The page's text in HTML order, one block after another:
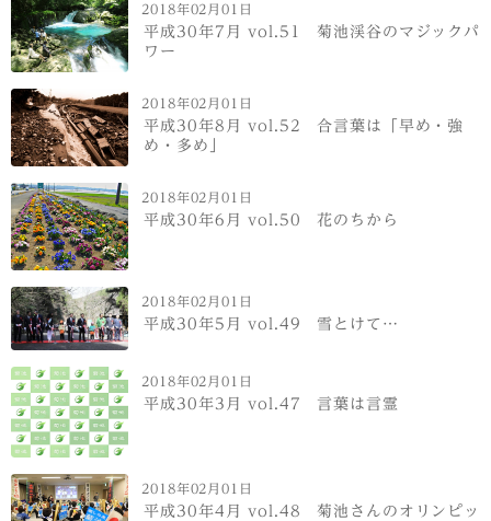
2018年02月01日
平成30年7月 vol.51 菊池渓谷のマジックパ
ワー
2018年02月01日
平成30年8月 vol.52 合言葉は「早め・強
め・多め」
2018年02月01日
平成30年6月 vol.50 花のちから
2018年02月01日
平成30年5月 vol.49 雪とけて…
2018年02月01日
平成30年3月 vol.47 言葉は言霊
2018年02月01日
平成30年4月 vol.48 菊池さんのオリンピッ